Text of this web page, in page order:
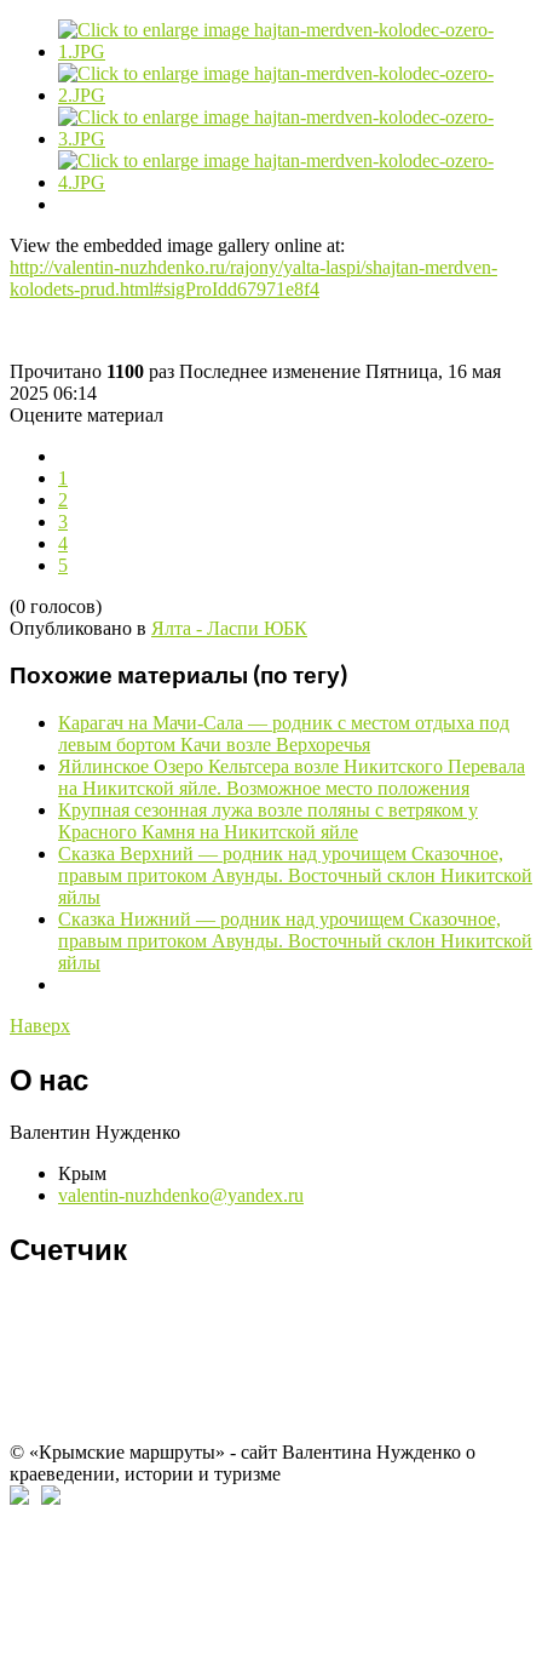
View the embedded image gallery online at:
http://valentin-nuzhdenko.ru/rajony/yalta-laspi/shajtan-merdven-
kolodets-prud.html#sigProIdd67971e8f4
Прочитано 1100 раз Последнее изменение Пятница, 16 мая
2025 06:14
Оцените материал
1
2
3
4
5
(0 голосов)
Опубликовано в Ялта - Ласпи ЮБК
Похожие материалы (по тегу)
Карагач на Мачи-Сала — родник с местом отдыха под
левым бортом Качи возле Верхоречья
Яйлинское Озеро Кельтсера возле Никитского Перевала
на Никитской яйле. Возможное место положения
Крупная сезонная лужа возле поляны с ветряком у
Красного Камня на Никитской яйле
Сказка Верхний — родник над урочищем Сказочное,
правым притоком Авунды. Восточный склон Никитской
яйлы
Сказка Нижний — родник над урочищем Сказочное,
правым притоком Авунды. Восточный склон Никитской
яйлы
Наверх
О нас
Валентин Нужденко
Крым
valentin-nuzhdenko@yandex.ru
Счетчик
© «Крымские маршруты» - сайт Валентина Нужденко о
краеведении, истории и туризме